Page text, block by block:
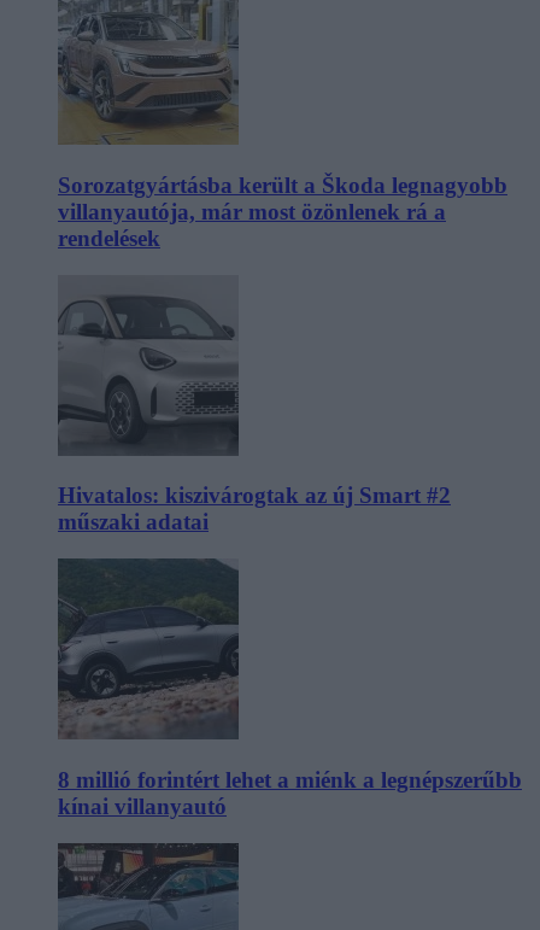
Sorozatgyártásba került a Škoda legnagyobb
villanyautója, már most özönlenek rá a
rendelések
Hivatalos: kiszivárogtak az új Smart #2
műszaki adatai
8 millió forintért lehet a miénk a legnépszerűbb
kínai villanyautó